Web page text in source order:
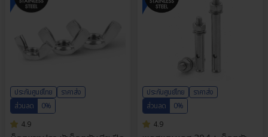
ประกันศูนย์ไทย
ราคาส่ง
ส่วนลด
0%
4.9
ประกันศูนย์ไทย
ราคาส่ง
ส่วนลด
0%
4.9